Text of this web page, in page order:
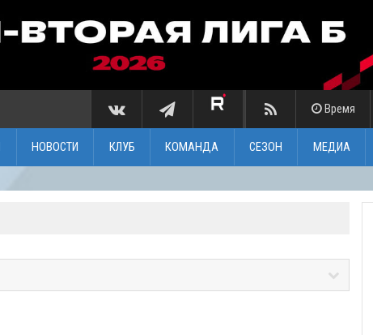
Время
НОВОСТИ КЛУБ КОМАНДА СЕЗОН МЕДИА